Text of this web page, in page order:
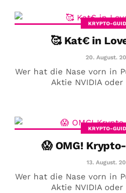
KRYPTO-
🥰 Kat€ in
20. August.
Wer hat die Nase vorn in
Aktie NVIDIA oder
KRYPTO-
😱 OMG!
13. August.
Wer hat die Nase vorn in
Aktie NVIDIA oder